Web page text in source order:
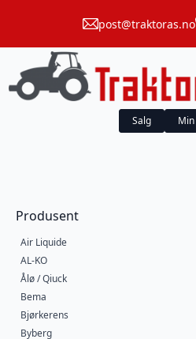
post@traktoras.no
Salg
Produsent
Air Liquide
AL-KO
Ålø / Qiuck
Bema
Bjørkerens
Byberg